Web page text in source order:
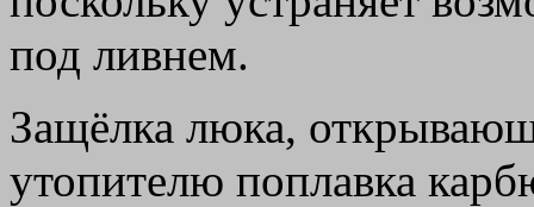
под ливнем.
Защёлка люка,
утопителю поплавка